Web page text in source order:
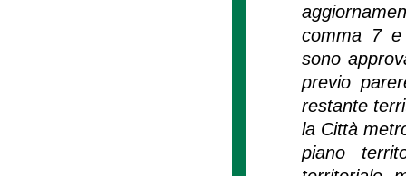
comma 7 e
sono
previo
restante
la Città
piano